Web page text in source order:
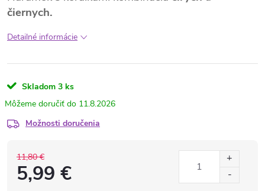
čiernych.
Detailné informácie
Skladom 3 ks
11.8.2026
Možnosti doručenia
11,80 €
5,99 €